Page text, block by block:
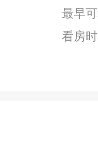
最早
看房